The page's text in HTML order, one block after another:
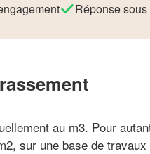
Réponse sous
au m3. Pour
sur une base de